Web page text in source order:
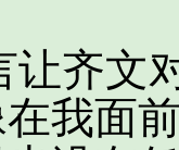
文对
我面